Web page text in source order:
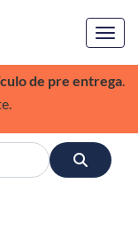
de pre entrega.